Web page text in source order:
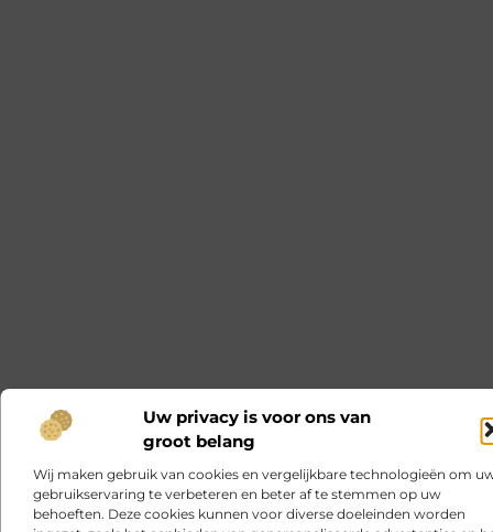
Uw privacy is voor ons van
groot belang
Wij maken gebruik van cookies en vergelijkbare technologieën om
gebruikservaring te verbeteren en beter af te stemmen op uw
behoeften. Deze cookies kunnen voor diverse doeleinden worden